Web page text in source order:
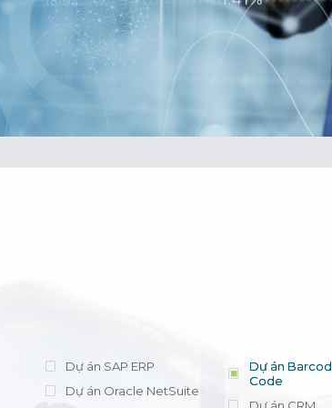
tháng, chi phí
phí license
ứng dụng
cần lựa chọn
triển khai có
Xem chi tiết
Bà Nguyễn
Trưởng Phòng
- Công ty
Dự án SAP ERP
Dự án Oracle NetSuite
Dự án
Code